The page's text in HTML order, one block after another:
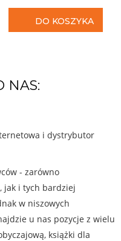
DO KOSZYKA
NAS:
i dystrybutor
- zarówno
jak i tych bardziej
w niszowych
u nas pozycje z wielu
książki dla